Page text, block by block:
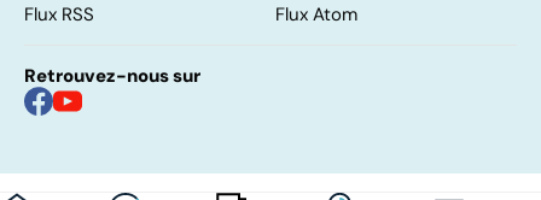
Flux RSS
Flux Atom
Retrouvez-nous sur